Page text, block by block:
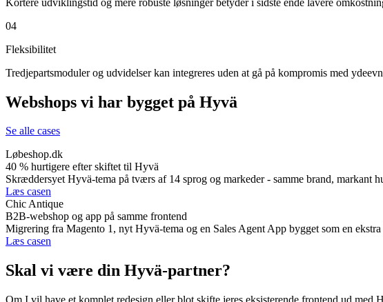
04
Fleksibilitet
Tredjepartsmoduler og udvidelser kan integreres uden at gå på kompromis med
Webshops vi har bygget på Hyvä
Se alle cases
Løbeshop.dk
40 % hurtigere efter skiftet til Hyvä
Skræddersyet Hyvä-tema på tværs af 14 sprog og markeder - samme brand, markant
Læs casen
Chic Antique
B2B-webshop og app på samme frontend
Migrering fra Magento 1, nyt Hyvä-tema og en Sales Agent App bygget som en
Læs casen
Skal vi være din Hyvä-partner?